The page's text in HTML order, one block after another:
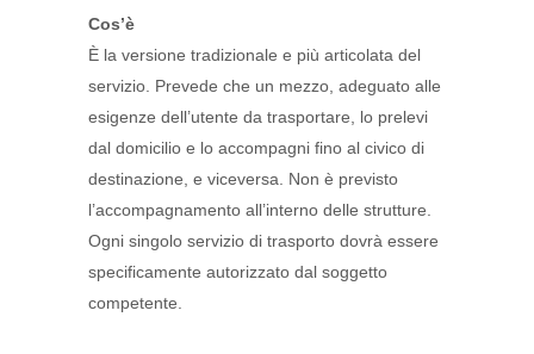
Cos’è
È la versione tradizionale e più articolata del
servizio. Prevede che un mezzo, adeguato alle
esigenze dell’utente da trasportare, lo prelevi
dal domicilio e lo accompagni fino al civico di
destinazione, e viceversa. Non è previsto
l’accompagnamento all’interno delle strutture.
Ogni singolo servizio di trasporto dovrà essere
specificamente autorizzato dal soggetto
competente.